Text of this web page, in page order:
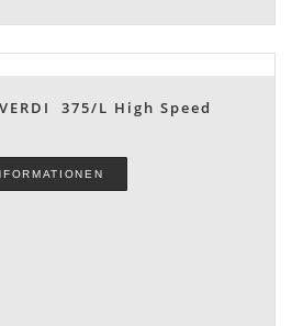
375/L High Speed